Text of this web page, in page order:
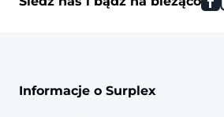
Informacje o Surplex